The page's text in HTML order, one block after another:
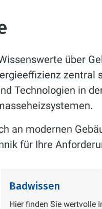
über
Technologien in
an modernen
für Ihre
Badwissen
Hier finden Sie wertvolle